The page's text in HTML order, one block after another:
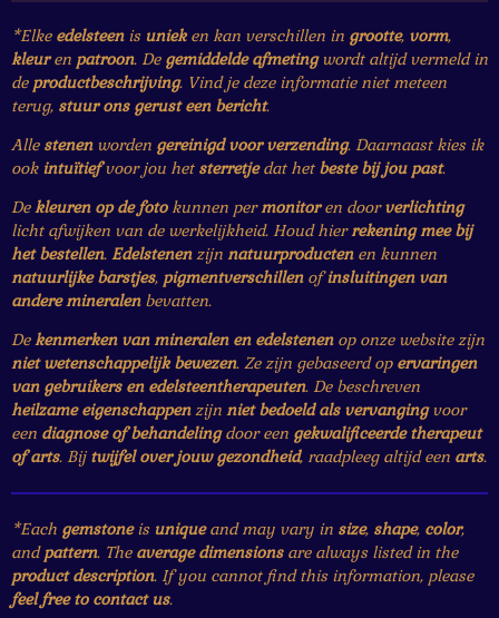
*Elke edelsteenis unieken kan verschillen in grootte, vorm,
kleuren patroon. De gemiddelde afmetingwordt altijd vermeld in
de productbeschrijving. Vind je deze informatie niet meteen
terug, stuur ons gerust een bericht.
Alle stenenworden gereinigd voor verzending. Daarnaast kies ik
ook intuïtiefvoor jou het sterretjedat het beste bij jou past.
Dekleuren op de fotokunnen permonitoren doorverlichting
licht afwijken van de werkelijkheid. Houd hierrekening mee bij
het bestellen. Edelstenenzijn natuurproductenen kunnen
natuurlijke barstjes, pigmentverschillenofinsluitingen van
andere mineralenbevatten.
Dekenmerken van mineralen en edelstenenop onze website zijn
niet wetenschappelijk bewezen. Ze zijn gebaseerd op ervaringen
van gebruikers en edelsteentherapeuten. De beschreven
heilzame eigenschappenzijn niet bedoeld als vervangingvoor
een diagnose of behandelingdoor een gekwalificeerde therapeut
of arts. Bijtwijfel over jouw gezondheid, raadpleeg altijd een arts.
*Each gemstoneis uniqueand may vary in size, shape, color,
andpattern. The average dimensionsare always listed in the
product description. If you cannot find this information, please
feel free to contact us.